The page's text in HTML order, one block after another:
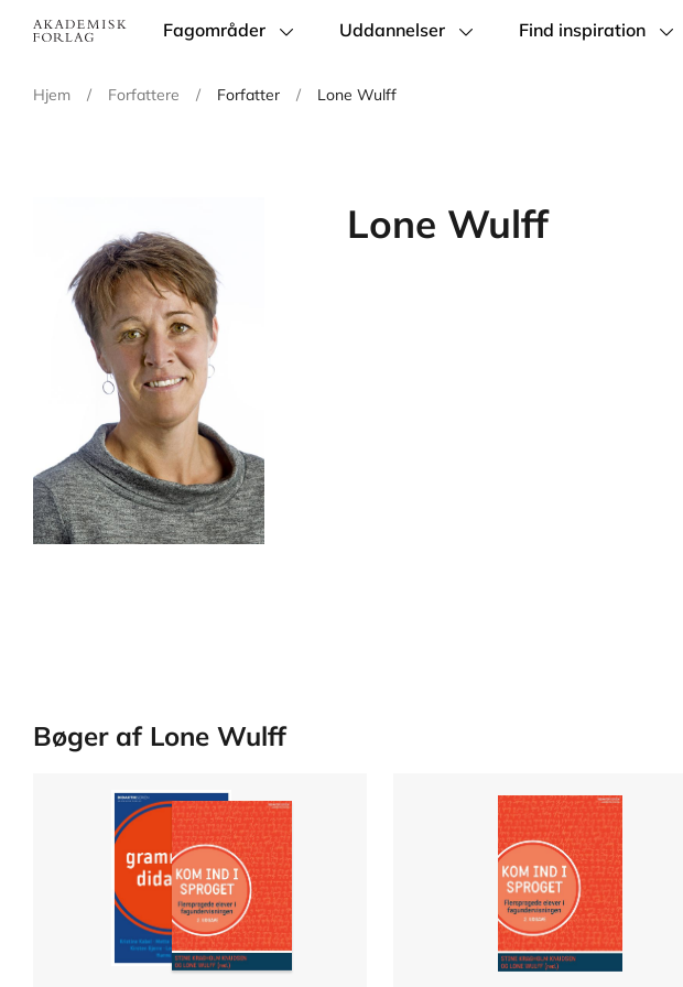
Main
Fagområder Uddannelser Find inspiration
Hjem / Forfattere / Forfatter / Lone Wulff
Lone Wulff
Bøger af Lone Wulff